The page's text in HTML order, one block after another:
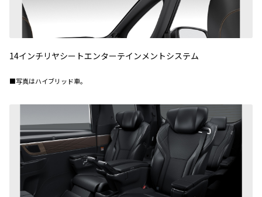
14インチリヤシートエンターテインメントシステム
■写真はハイブリッド車。